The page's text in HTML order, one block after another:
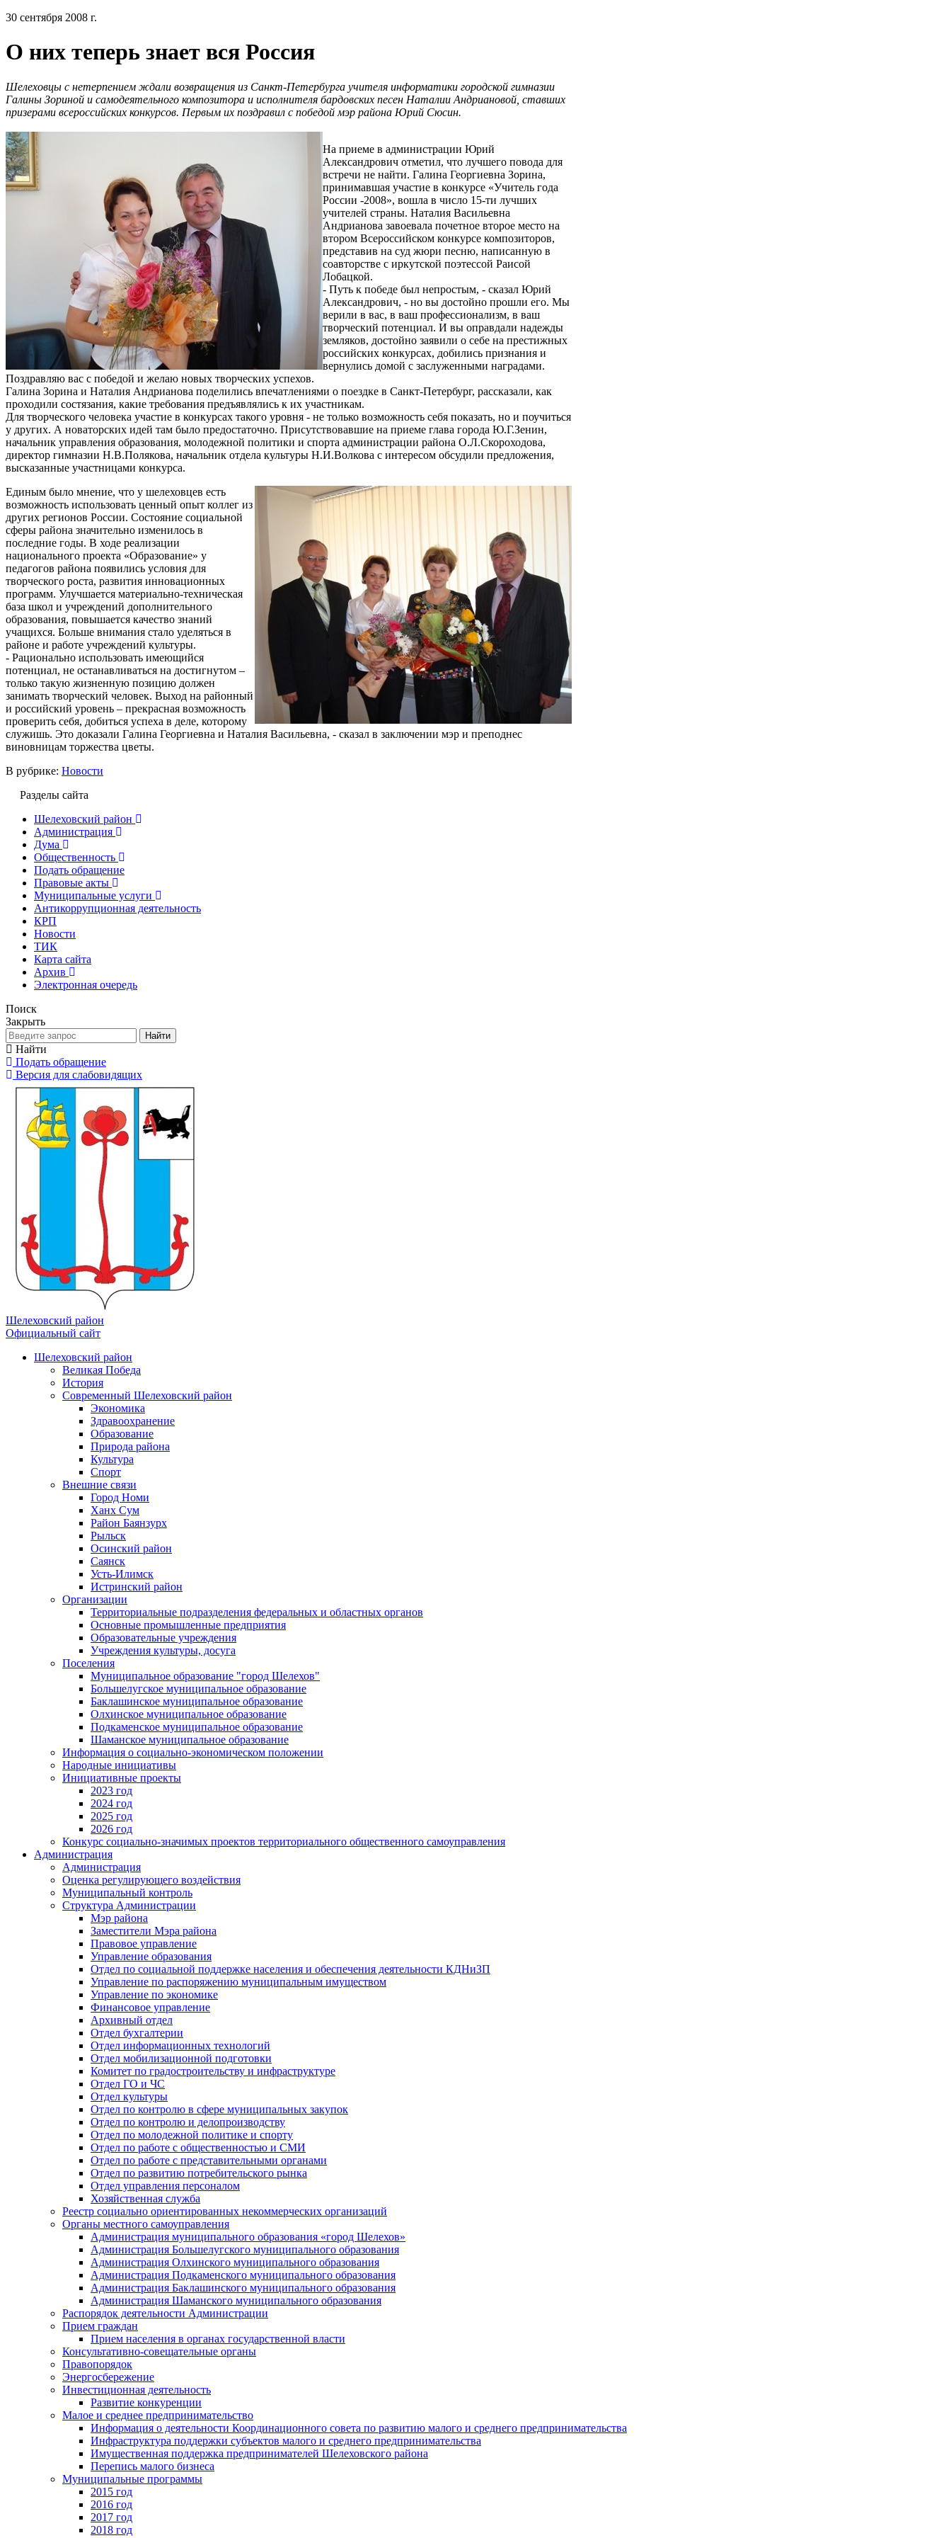
30 сентября 2008 г.
О них теперь знает вся Россия
Шелеховцы с нетерпением ждали возвращения из Санкт-Петербурга учителя информатики городской гимназии
Галины Зориной и самодеятельного композитора и исполнителя бардовских песен Наталии Андриановой, ставших
призерами всероссийских конкурсов. Первым их поздравил с победой мэр района Юрий Сюсин.
На приеме в администрации Юрий
Александрович отметил, что лучшего повода для
встречи не найти. Галина Георгиевна Зорина,
принимавшая участие в конкурсе «Учитель года
России -2008», вошла в число 15-ти лучших
учителей страны. Наталия Васильевна
Андрианова завоевала почетное второе место на
втором Всероссийском конкурсе композиторов,
представив на суд жюри песню, написанную в
соавторстве с иркутской поэтессой Раисой
Лобацкой.
- Путь к победе был непростым, - сказал Юрий
Александрович, - но вы достойно прошли его. Мы
верили в вас, в ваш профессионализм, в ваш
творческий потенциал. И вы оправдали надежды
земляков, достойно заявили о себе на престижных
российских конкурсах, добились признания и
вернулись домой с заслуженными наградами.
Поздравляю вас с победой и желаю новых творческих успехов.
Галина Зорина и Наталия Андрианова поделились впечатлениями о поездке в Санкт-Петербург, рассказали, как
проходили состязания, какие требования предъявлялись к их участникам.
Для творческого человека участие в конкурсах такого уровня - не только возможность себя показать, но и поучиться
у других. А новаторских идей там было предостаточно. Присутствовавшие на приеме глава города Ю.Г.Зенин,
начальник управления образования, молодежной политики и спорта администрации района О.Л.Скороходова,
директор гимназии Н.В.Полякова, начальник отдела культуры Н.И.Волкова с интересом обсудили предложения,
высказанные участницами конкурса.
Единым было мнение, что у шелеховцев есть
возможность использовать ценный опыт коллег из
других регионов России. Состояние социальной
сферы района значительно изменилось в
последние годы. В ходе реализации
национального проекта «Образование» у
педагогов района появились условия для
творческого роста, развития инновационных
программ. Улучшается материально-техническая
база школ и учреждений дополнительного
образования, повышается качество знаний
учащихся. Больше внимания стало уделяться в
районе и работе учреждений культуры.
- Рационально использовать имеющийся
потенциал, не останавливаться на достигнутом –
только такую жизненную позицию должен
занимать творческий человек. Выход на районный
и российский уровень – прекрасная возможность
проверить себя, добиться успеха в деле, которому
служишь. Это доказали Галина Георгиевна и Наталия Васильевна, - сказал в заключении мэр и преподнес
виновницам торжества цветы.
В рубрике: Новости
Разделы сайта
Шелеховский район
Администрация
Дума
Общественность
Подать обращение
Правовые акты
Муниципальные услуги
Антикоррупционная деятельность
КРП
Новости
ТИК
Карта сайта
Архив
Электронная очередь
Поиск
Закрыть
Найти
Найти
Подать обращение
Версия для слабовидящих
Шелеховский район
Официальный сайт
Шелеховский район
Великая Победа
История
Современный Шелеховский район
Экономика
Здравоохранение
Образование
Природа района
Культура
Спорт
Внешние связи
Город Номи
Ханх Сум
Район Баянзурх
Рыльск
Осинский район
Саянск
Усть-Илимск
Истринский район
Организации
Территориальные подразделения федеральных и областных органов
Основные промышленные предприятия
Образовательные учреждения
Учреждения культуры, досуга
Поселения
Муниципальное образование "город Шелехов"
Большелугское муниципальное образование
Баклашинское муниципальное образование
Олхинское муниципальное образование
Подкаменское муниципальное образование
Шаманское муниципальное образование
Информация о социально-экономическом положении
Народные инициативы
Инициативные проекты
2023 год
2024 год
2025 год
2026 год
Конкурс социально-значимых проектов территориального общественного самоуправления
Администрация
Администрация
Оценка регулирующего воздействия
Муниципальный контроль
Структура Администрации
Мэр района
Заместители Мэра района
Правовое управление
Управление образования
Отдел по социальной поддержке населения и обеспечения деятельности КДНиЗП
Управление по распоряжению муниципальным имуществом
Управление по экономике
Финансовое управление
Архивный отдел
Отдел бухгалтерии
Отдел информационных технологий
Отдел мобилизационной подготовки
Комитет по градостроительству и инфраструктуре
Отдел ГО и ЧС
Отдел культуры
Отдел по контролю в сфере муниципальных закупок
Отдел по контролю и делопроизводству
Отдел по молодежной политике и спорту
Отдел по работе с общественностью и СМИ
Отдел по работе с представительными органами
Отдел по развитию потребительского рынка
Отдел управления персоналом
Хозяйственная служба
Реестр социально ориентированных некоммерческих организаций
Органы местного самоуправления
Администрация муниципального образования «город Шелехов»
Администрация Большелугского муниципального образования
Администрация Олхинского муниципального образования
Администрация Подкаменского муниципального образования
Администрация Баклашинского муниципального образования
Администрация Шаманского муниципального образования
Распорядок деятельности Администрации
Прием граждан
Прием населения в органах государственной власти
Консультативно-совещательные органы
Правопорядок
Энергосбережение
Инвестиционная деятельность
Развитие конкуренции
Малое и среднее предпринимательство
Информация о деятельности Координационного совета по развитию малого и среднего предпринимательства
Инфраструктура поддержки субъектов малого и среднего предпринимательства
Имущественная поддержка предпринимателей Шелеховского района
Перепись малого бизнеса
Муниципальные программы
2015 год
2016 год
2017 год
2018 год